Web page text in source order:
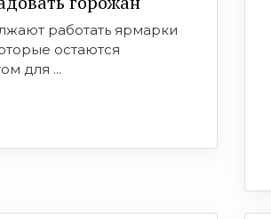
работать ярмарки
остаются
для ...